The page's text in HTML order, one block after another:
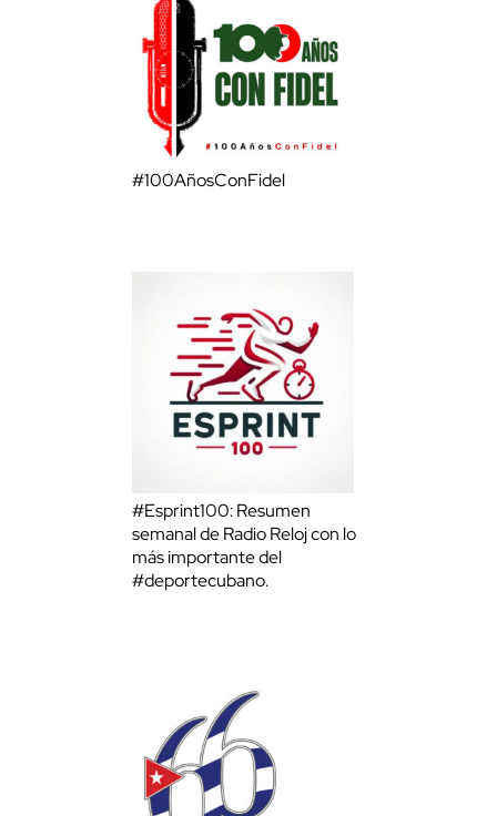
#100AñosConFidel
#Esprint100: Resumen
semanal de Radio Reloj con lo
más importante del
#deportecubano.